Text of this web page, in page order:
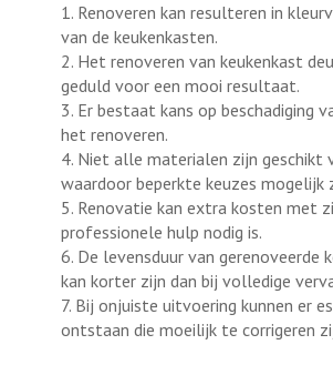
1. Renoveren kan resulteren in
van de keukenkasten.
2. Het renoveren van keukenkast
geduld voor een mooi resultaat.
3. Er bestaat kans op beschadiging
het renoveren.
4. Niet alle materialen zijn geschikt
waardoor beperkte keuzes mogelijk
5. Renovatie kan extra kosten met
professionele hulp nodig is.
6. De levensduur van gerenoveerde
kan korter zijn dan bij volledige
7. Bij onjuiste uitvoering kunnen er
ontstaan die moeilijk te corrigeren